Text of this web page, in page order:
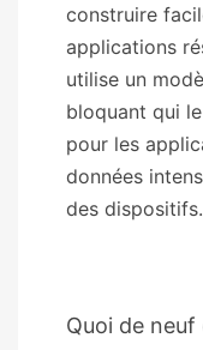
construire
applications
utilise un
bloquant qui
pour les
données
des dispositifs.
Quoi de